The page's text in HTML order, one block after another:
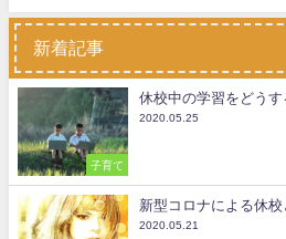
新着記事
子育て
休校中の学習をどう
2020.05.25
新型コロナによる休
2020.05.21